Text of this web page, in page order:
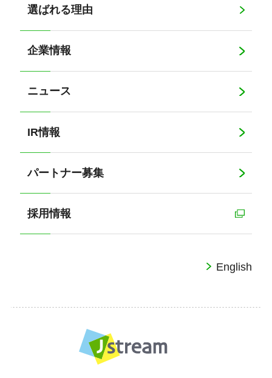
選ばれる理由
企業情報
ニュース
IR情報
パートナー募集
採用情報
English